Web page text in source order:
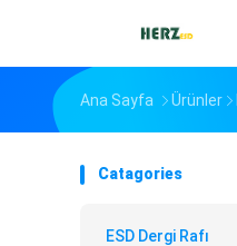
Ana Sayfa Ürünler
Catagories
ESD Dergi Rafı